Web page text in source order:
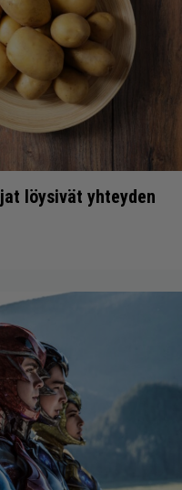
löysivät yhteyden